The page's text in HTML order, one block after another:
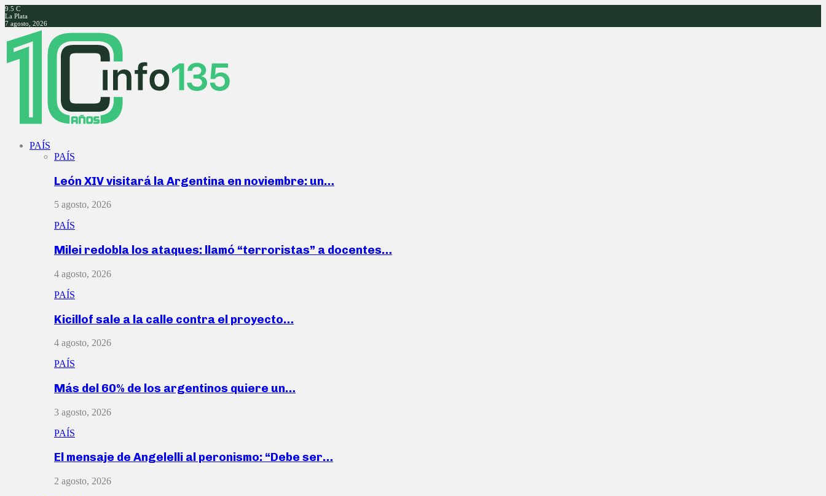
9.5 C
La Plata
7 agosto, 2026
Facebook
Twitter
Instagram
Youtube
PAÍS
PAÍS
León XIV visitará la Argentina en noviembre: un…
5 agosto, 2026
PAÍS
Milei redobla los ataques: llamó “terroristas” a docentes…
4 agosto, 2026
PAÍS
Kicillof sale a la calle contra el proyecto…
4 agosto, 2026
PAÍS
Más del 60% de los argentinos quiere un…
3 agosto, 2026
PAÍS
El mensaje de Angelelli al peronismo: “Debe ser…
2 agosto, 2026